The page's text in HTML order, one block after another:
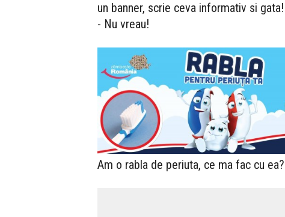
un banner, scrie ceva informativ si gata!
- Nu vreau!
Am o rabla de periuta, ce ma fac cu ea?